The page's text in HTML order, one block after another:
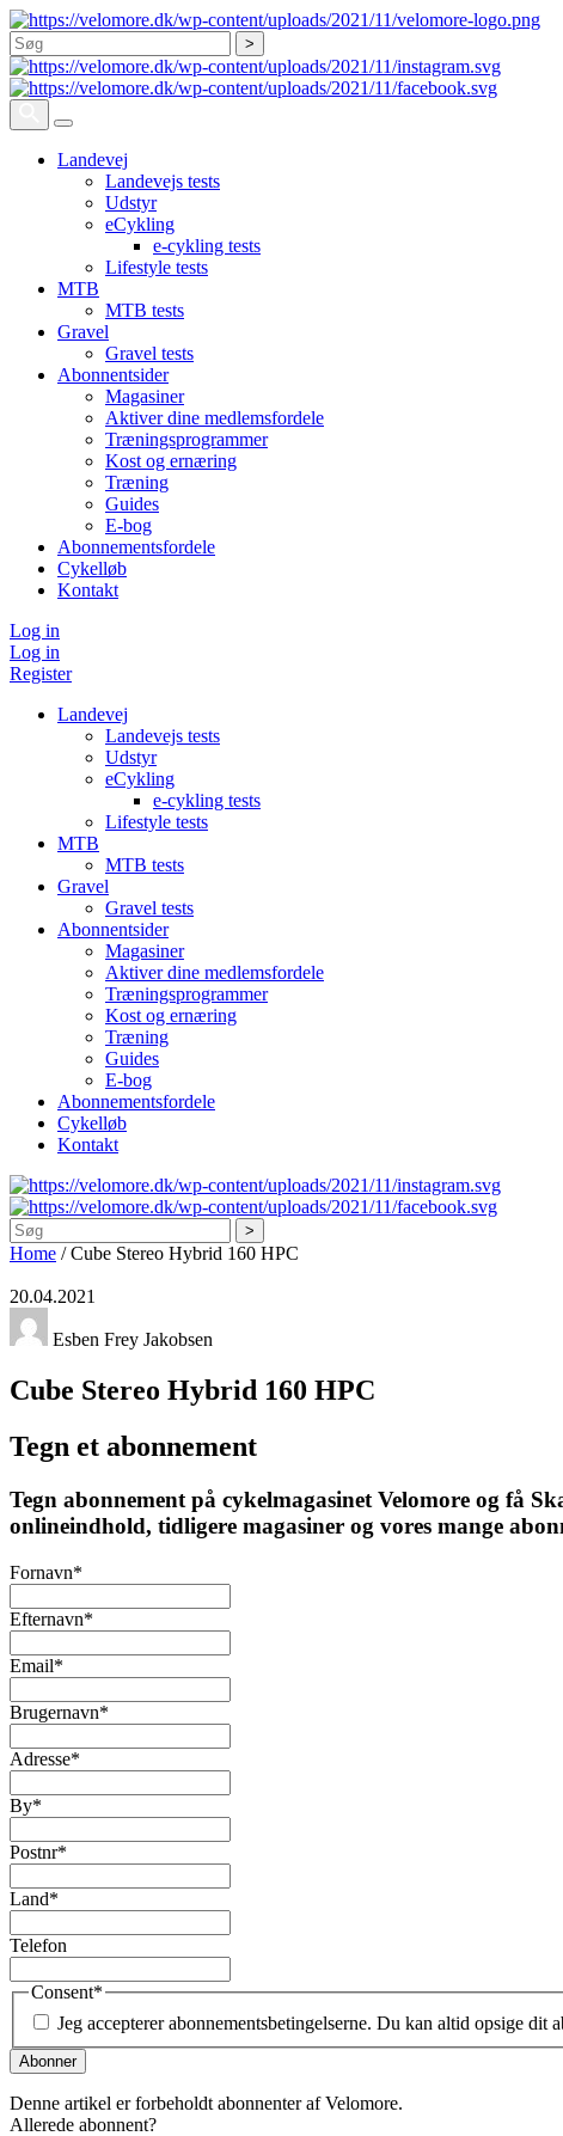
Søg
Landevej
Landevejs tests
Udstyr
eCykling
e-cykling tests
Lifestyle tests
MTB
MTB tests
Gravel
Gravel tests
Abonnentsider
Magasiner
Aktiver dine medlemsfordele
Træningsprogrammer
Kost og ernæring
Træning
Guides
E-bog
Abonnementsfordele
Cykelløb
Kontakt
Log in
Log in
Register
Landevej
Landevejs tests
Udstyr
eCykling
e-cykling tests
Lifestyle tests
MTB
MTB tests
Gravel
Gravel tests
Abonnentsider
Magasiner
Aktiver dine medlemsfordele
Træningsprogrammer
Kost og ernæring
Træning
Guides
E-bog
Abonnementsfordele
Cykelløb
Kontakt
Søg
Home /Cube Stereo Hybrid 160 HPC
20.04.2021
Esben Frey Jakobsen
Cube Stereo Hybrid 160 HPC
Tegn et abonnement
Tegn abonnement på cykelmagasinet Velomore og få
onlineindhold, tidligere magasiner og vores mange
Fornavn*
Efternavn*
Email*
Brugernavn*
Adresse*
By*
Postnr*
Land*
Telefon
Consent*
Jeg accepterer abonnementsbetingelserne. Du kan altid opsige
Denne artikel er forbeholdt abonnenter af Velomore.
Allerede abonnent?